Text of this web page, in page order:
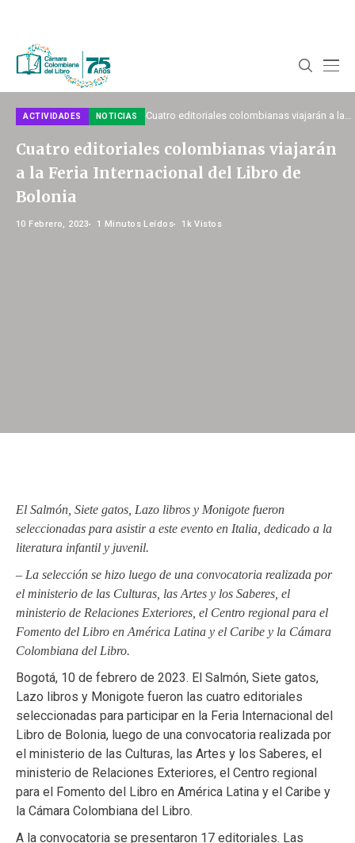
Home Noticias Actividades
Cuatro editoriales colombianas viajarán a la
ACTIVIDADES NOTICIAS
Cuatro editoriales colombianas viajarán
a la Feria Internacional del Libro de
Bolonia
10 Febrero, 2023 1 Minutos Leídos 1k Vistos
El Salmón, Siete gatos, Lazo libros y Monigote fueron
seleccionadas para asistir a este evento en Italia, dedicado a la
literatura infantil y juvenil.
– La selección se hizo luego de una convocatoria realizada por
el ministerio de las Culturas, las Artes y los Saberes, el
ministerio de Relaciones Exteriores, el Centro regional para el
Fomento del Libro en América Latina y el Caribe y la Cámara
Colombiana del Libro.
Bogotá, 10 de febrero de 2023. El Salmón, Siete gatos,
Lazo libros y Monigote fueron las cuatro editoriales
seleccionadas para participar en la Feria Internacional del
Libro de Bolonia, luego de una convocatoria realizada por
el ministerio de las Culturas, las Artes y los Saberes, el
ministerio de Relaciones Exteriores, el Centro regional
para el Fomento del Libro en América Latina y el Caribe y
la Cámara Colombiana del Libro.
A la convocatoria se presentaron 17 editoriales. Las